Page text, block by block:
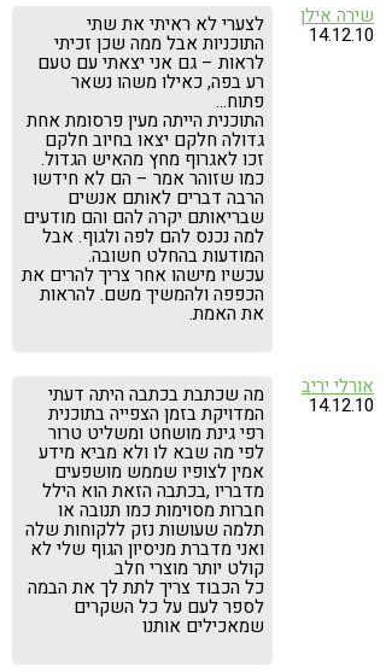
שירה אילן
14.12.10 לצערי לא ראיתי את שתי
התוכניות אבל ממה שכן זכיתי
לראות – גם אני יצאתי עם טעם
רע בפה, כאילו משהו נשאר
פתוח…
התוכנית הייתה מעין פרסומת אחת
גדולה חלקם יצאו בחיוב חלקם
זכו לאגרוף מחץ מהאיש הגדול.
כמו שזוהר אמר – הם לא חידשו
הרבה דברים לאותם אנשים
שבריאותם יקרה להם והם מודעים
למה נכנס להם לפה ולגוף. אבל
המודעות בהחלט חשובה.
עכשיו מישהו אחר צריך להרים את
הכפפה ולהמשיך משם. להראות
את האמת.
אורלי יריב
14.12.10 מה שכתבת בכתבה היתה דעתי
המדויקת בזמן הצפייה בתוכנית
רפי גינת מושחט ומשליט טרור
לפי מה שבא לו ולא מביא מידע
אמין לצופיו שממש מושפעים
מדבריו ,בכתבה הזאת הוא הילל
חברות מסוימות כמו תנובה או
תלמה שעושות נזק ללקוחות שלה
ואני מדברת מניסיון הגוף שלי לא
קולט יותר מוצרי חלב
כל הכבוד צריך לתת לך את הבמה
לספר לעם על כל השקרים
שמאכילים אותנו